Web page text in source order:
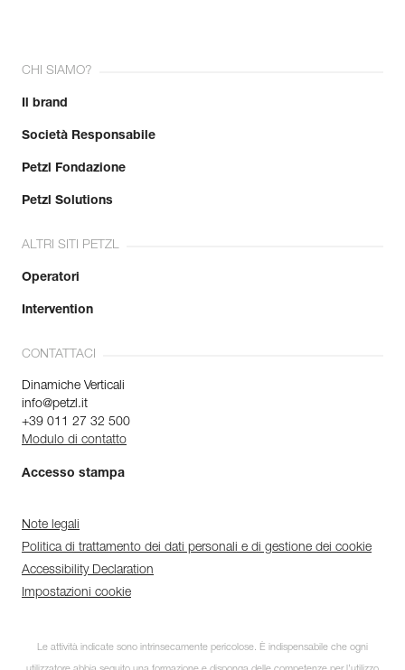
CHI SIAMO?
Il brand
Società Responsabile
Petzl Fondazione
Petzl Solutions
ALTRI SITI PETZL
Operatori
Intervention
CONTATTACI
Dinamiche Verticali
info@petzl.it
+39 011 27 32 500
Modulo di contatto
Accesso stampa
Note legali
Politica di trattamento dei dati personali e di gestione dei cookie
Accessibility Declaration
Impostazioni cookie
Le attività indicate sono intrinsecamente pericolose. È indispensabile che ogni